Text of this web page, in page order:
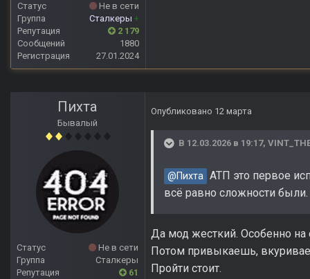
Статус
Не в сети
Группа
Сталкеры +
Репутация
2 179
Сообщений
1880
Регистрация
27.01.2024
Пихта
Бывалый
Статус
Не в сети
Группа
Сталкеры
Репутация
61
Опубликовано 12 марта
В 12.03.2026 в 19:17,
@Пихта АТП это первое
всё равно сложности
Да мод жесткий. Особенно на
Потом привыкаешь,
Пройти стоит.